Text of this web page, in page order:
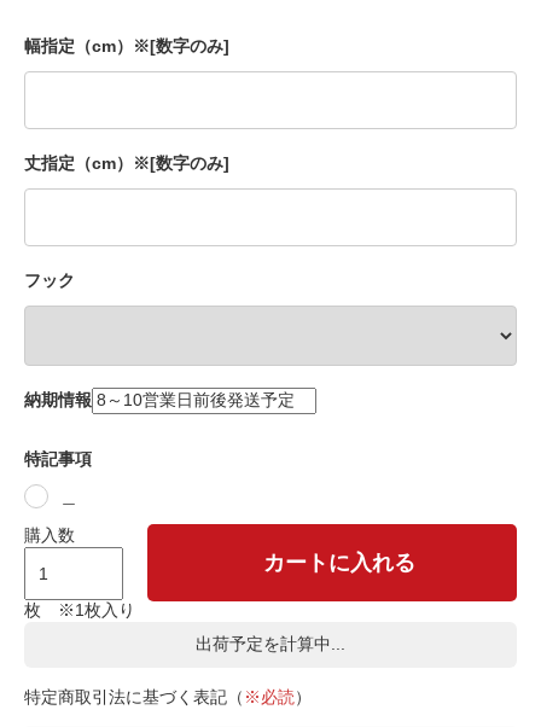
幅指定（cm）※[数字のみ]
丈指定（cm）※[数字のみ]
フック
納期情報
特記事項
購入数
枚 ※1枚入り
カートに入れる
出荷予定を計算中...
特定商取引法に基づく表記（ ※必読）